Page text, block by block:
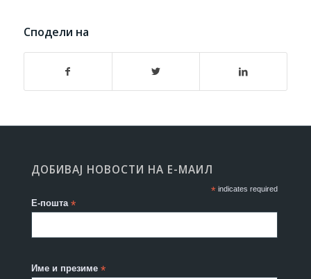
Сподели на
ДОБИВАЈ НОВОСТИ НА Е-МАИЛ
*indicates required
Е-пошта*
Име и презиме*